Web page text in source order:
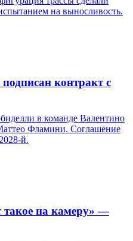
на выносливость.
контракт с
в команде Валентино
Фламини. Соглашение
й.
такое на камеру» —